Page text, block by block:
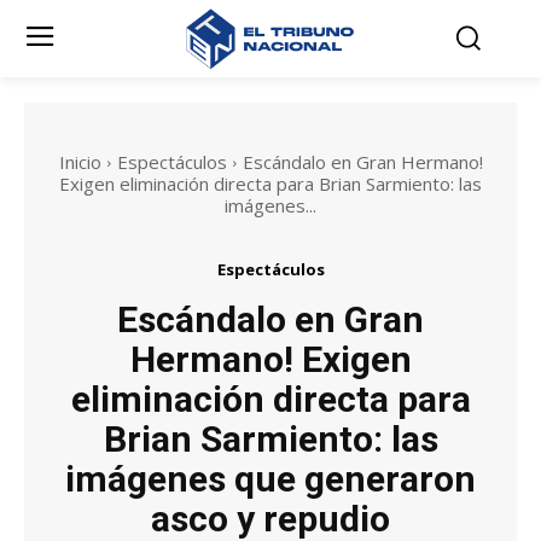
Inicio Espectáculos
Escándalo en Gran Hermano!
Exigen eliminación directa para Brian Sarmiento: las
imágenes...
Espectáculos
Escándalo en Gran
Hermano! Exigen
eliminación directa para
Brian Sarmiento: las
imágenes que generaron
asco y repudio